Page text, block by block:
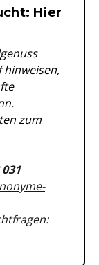
Hier
zum